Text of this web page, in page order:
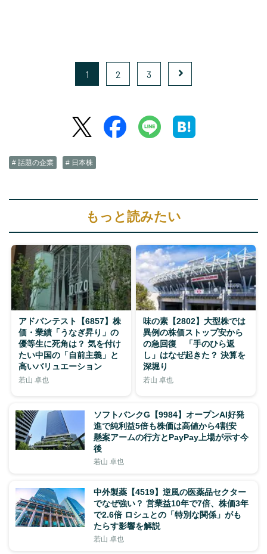
1 2 3
# 話題の企業 # 日本株
もっと読みたい
アドバンテスト【6857】株
価・業績「うなぎ昇り」の
優等生に死角は？ 気を付け
たい中国の「自前主義」と
高いバリュエーション
若山 卓也
味の素【2802】大型株では
異例の株価ストップ安から
の急回復 「手のひら返
し」はなぜ起きた？ 決算を
深堀り
若山 卓也
ソフトバンクG【9984】オープンAI好発
進で純利益5倍も株価は高値から4割安
懸案アームの行方とPayPay上場が示す今
後
若山 卓也
中外製薬【4519】逆風の医薬品セクター
でなぜ強い？ 営業益10年で7倍、株価3年
で2.6倍 ロシュとの「特別な関係」がも
たらす影響を解説
若山 卓也